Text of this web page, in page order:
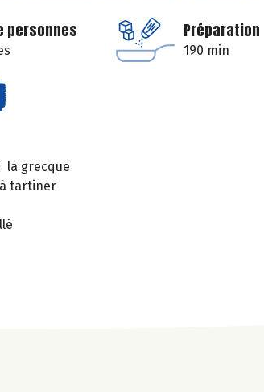
personnes Préparation
190 min
la grecque
à tartiner